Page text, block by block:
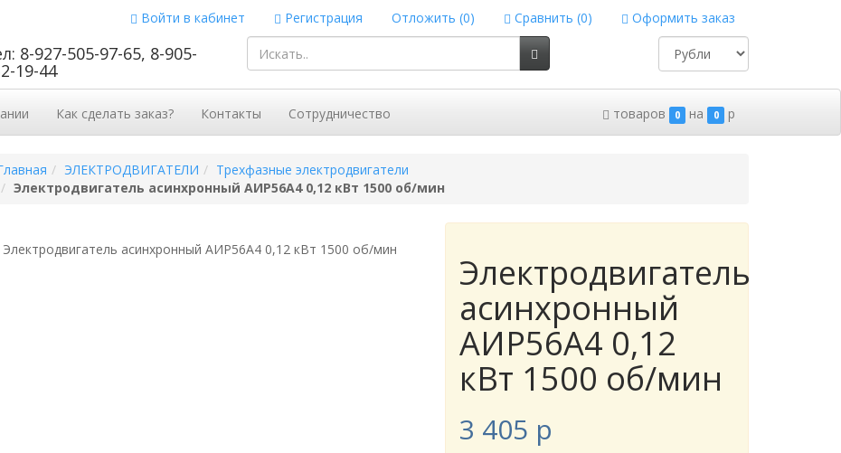
Войти в кабинет Регистрация Отложить (0) Сравнить (0) Оформить заказ
8-927-505-97-65, 8-905-
19-44
Как сделать заказ? Контакты Сотрудничество товаров 0 на 0 p
ЭЛЕКТРОДВИГАТЕЛИ
Трехфазные электродвигатели
Электродвигатель асинхронный АИР56А4 0,12 кВт 1500 об/мин
Электродвигатель асинхронный АИР56А4 0,12 кВт 1500 об/мин
Электродвигатель
асинхронный
АИР56А4 0,12
кВт 1500 об/мин
3 405 p